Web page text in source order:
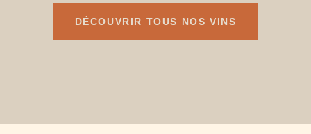
DÉCOUVRIR TOUS NOS VINS